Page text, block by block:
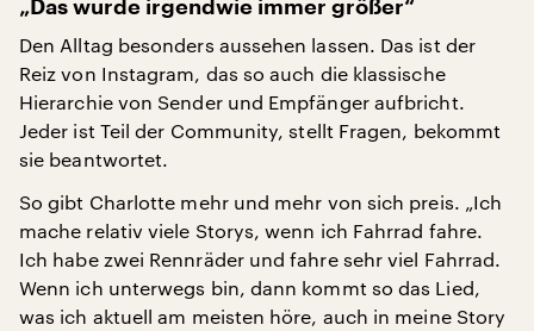
„Das wurde irgendwie immer größer“
Den Alltag besonders aussehen lassen. Das ist der
Reiz von Instagram, das so auch die klassische
Hierarchie von Sender und Empfänger aufbricht.
Jeder ist Teil der Community, stellt Fragen, bekommt
sie beantwortet.
So gibt Charlotte mehr und mehr von sich preis. „Ich
mache relativ viele Storys, wenn ich Fahrrad fahre.
Ich habe zwei Rennräder und fahre sehr viel Fahrrad.
Wenn ich unterwegs bin, dann kommt so das Lied,
was ich aktuell am meisten höre, auch in meine Story